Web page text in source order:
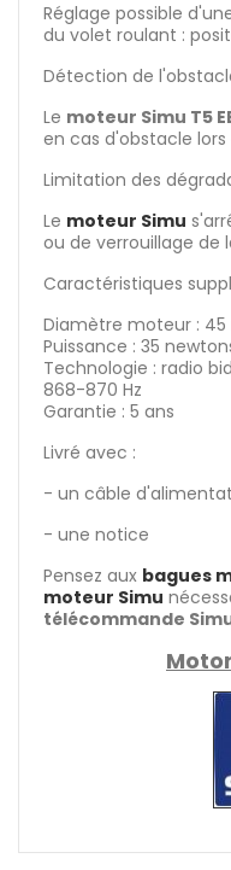
Réglage possible
du volet roulant :
Détection de
Le moteur Simu T5
en cas d'obstacle
Limitation des
Le moteur Simu
ou de verrouillage de
Caractéristiques
Diamètre moteur :
Puissance : 35
Technologie : radio
868-870 Hz
Garantie : 5 ans
Livré avec :
- un câble
- une notice
Pensez aux bagues
moteur Simu
télécommande